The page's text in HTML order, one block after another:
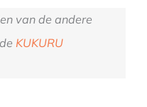
van de andere
KUKURU